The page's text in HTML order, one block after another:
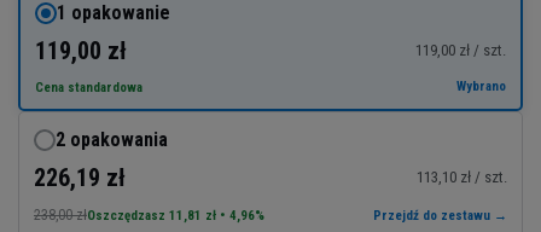
1 opakowanie
119,00 zł 119,00 zł / szt.
Cena standardowa Wybrano
2 opakowania
226,19 zł 113,10 zł / szt.
238,00 złOszczędzasz 11,81 zł • 4,96% Przejdź do zestawu →